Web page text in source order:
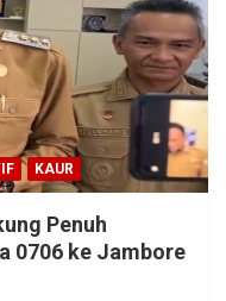
KAUR
Penuh
0706 ke Jambore